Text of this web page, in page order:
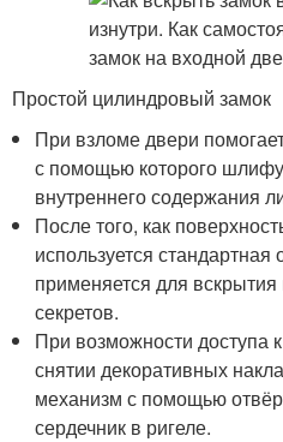
Простой цилиндровый замок
При взломе двери
с помощью которого
внутреннего содержания
После того, как
используется стандартная
применяется для
секретов.
При возможности доступа
снятии декоративных
механизм с помощью
сердечник в ригеле.